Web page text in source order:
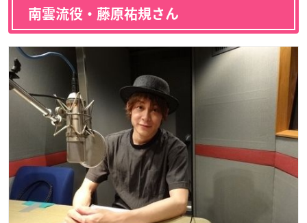
南雲流役・藤原祐規さん